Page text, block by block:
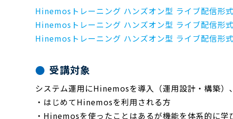
Hinemosトレーニング ハンズオン型 ライブ配信形
Hinemosトレーニング ハンズオン型 ライブ配信形
Hinemosトレーニング ハンズオン型 ライブ配信形
受講対象
システム運用にHinemosを導入（運用設計・構築）
・はじめてHinemosを利用される方
・Hinemosを使ったことはあるが機能を体系的に学